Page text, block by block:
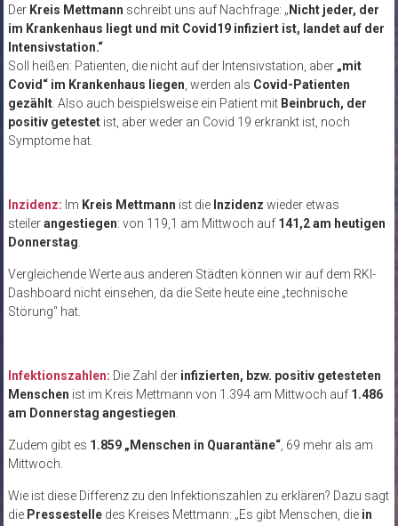
Der Kreis Mettmann schreibt uns auf Nachfrage: „ Nicht jeder, der
im Krankenhaus liegt und mit Covid19 infiziert ist, landet auf der
Intensivstation.“
Soll heißen: Patienten, die nicht auf der Intensivstation, aber „mit
Covid“ im Krankenhaus liegen, werden als Covid-Patienten
gezählt. Also auch beispielsweise ein Patient mit Beinbruch, der
positiv getestetist, aber weder an Covid 19 erkrankt ist, noch
Symptome hat.
Inzidenz: Im Kreis Mettmann ist die Inzidenz wieder etwas
steilerangestiegen: von 119,1 am Mittwoch auf141,2 am heutigen
Donnerstag.
Vergleichende Werte aus anderen Städten können wir auf dem RKI-
Dashboard nicht einsehen, da die Seite heute eine „technische
Störung“ hat.
Infektionszahlen: Die Zahl der infizierten, bzw. positiv getesteten
Menschen ist im Kreis Mettmann von 1.394 am Mittwoch auf 1.486
am Donnerstag angestiegen.
Zudem gibt es 1.859 „Menschen in Quarantäne“, 69 mehr als am
Mittwoch.
Wie ist diese Differenz zu den Infektionszahlen zu erklären? Dazu sagt
die Pressestelledes Kreises Mettmann: „Es gibt Menschen, die in